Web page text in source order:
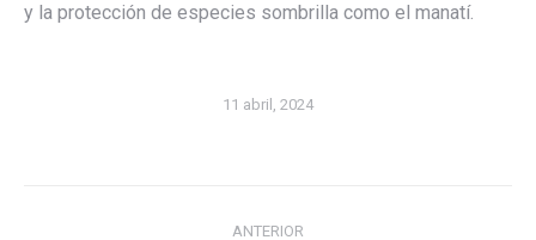
y la protección de especies sombrilla como el manatí.
11 abril, 2024
ANTERIOR